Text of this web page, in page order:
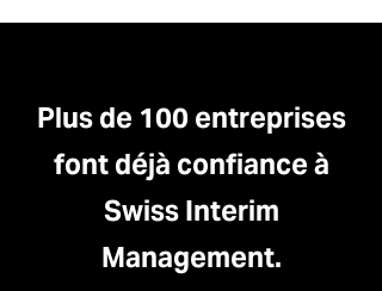
Plus de 100 entreprises
font déjà confiance à
Swiss Interim
Management.